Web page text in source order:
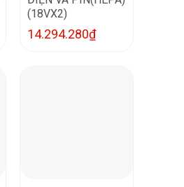
(18VX2)
14.294.280₫